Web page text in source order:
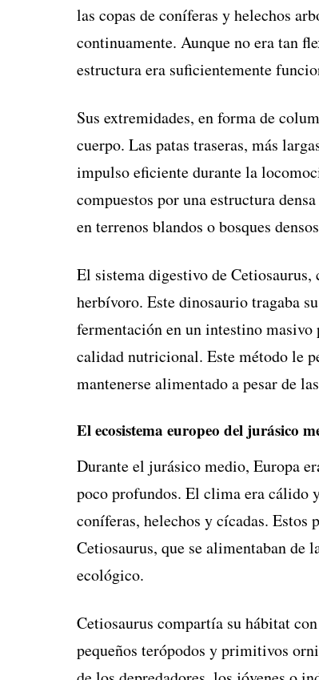
las copas de coníferas y helechos
continuamente. Aunque no era tan
estructura era suficientemente
Sus extremidades, en forma de
cuerpo. Las patas traseras, más
impulso eficiente durante la
compuestos por una estructura
en terrenos blandos o bosques
El sistema digestivo de Cetiosaurus,
herbívoro. Este dinosaurio tragaba
fermentación en un intestino masivo
calidad nutricional. Este método le
mantenerse alimentado a pesar de
El ecosistema europeo del jurásico
Durante el jurásico medio, Europa
poco profundos. El clima era cálido
coníferas, helechos y cícadas. Estos
Cetiosaurus, que se alimentaban de
ecológico.
Cetiosaurus compartía su hábitat
pequeños terópodos y primitivos